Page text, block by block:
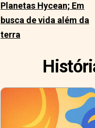
Planetas Hycean; Em
busca de vida além da
terra